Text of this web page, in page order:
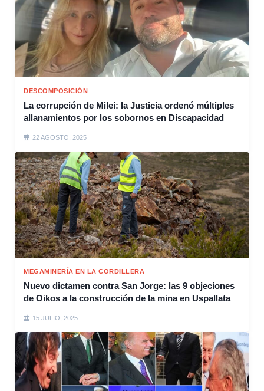
DESCOMPOSICIÓN
La corrupción de Milei: la Justicia ordenó múltiples
allanamientos por los sobornos en Discapacidad
22 AGOSTO, 2025
MEGAMINERÍA EN LA CORDILLERA
Nuevo dictamen contra San Jorge: las 9 objeciones
de Oikos a la construcción de la mina en Uspallata
15 JULIO, 2025